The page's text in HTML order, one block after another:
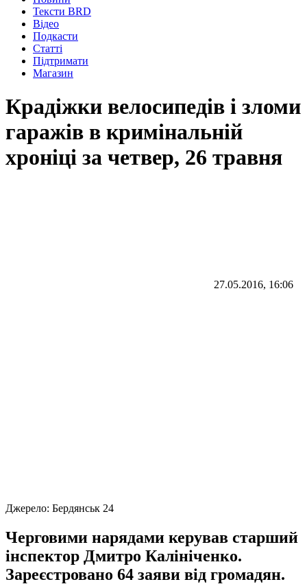
Тексти BRD
Відео
Подкасти
Статті
Підтримати
Магазин
Крадіжки велосипедів і зломи
гаражів в кримінальній
хроніці за четвер, 26 травня
27.05.2016, 16:06
Джерело: Бердянськ 24
Черговими нарядами керував старший
інспектор Дмитро Калініченко.
Зареєстровано 64 заяви від громадян.